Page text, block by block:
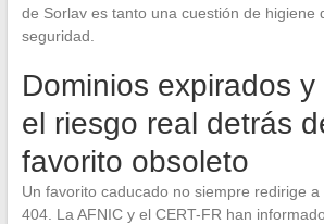
de Sorlav es tanto una cuestión de higiene
seguridad.
Dominios expirados
el riesgo real detrás
favorito obsoleto
Un favorito caducado no siempre redirige
404. La AFNIC y el CERT-FR han